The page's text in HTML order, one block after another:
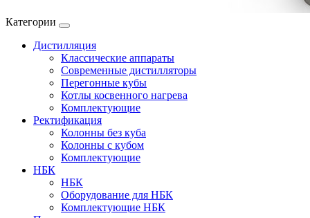
Категории
Дистилляция
Классические аппараты
Современные дистилляторы
Перегонные кубы
Котлы косвенного нагрева
Комплектующие
Ректификация
Колонны без куба
Колонны с кубом
Комплектующие
НБК
НБК
Оборудование для НБК
Комплектующие НБК